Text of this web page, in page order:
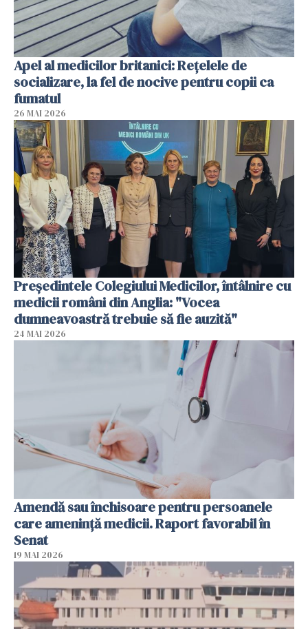
Apel al medicilor britanici: Reţelele de
socializare, la fel de nocive pentru copii ca
fumatul
26 MAI 2026
Președintele Colegiului Medicilor, întâlnire cu
medicii români din Anglia: "Vocea
dumneavoastră trebuie să fie auzită"
24 MAI 2026
Amendă sau închisoare pentru persoanele
care ameninţă medicii. Raport favorabil în
Senat
19 MAI 2026